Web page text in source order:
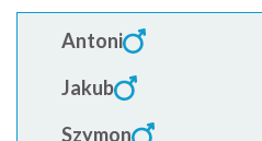
Antoni
Jakub
Szymon